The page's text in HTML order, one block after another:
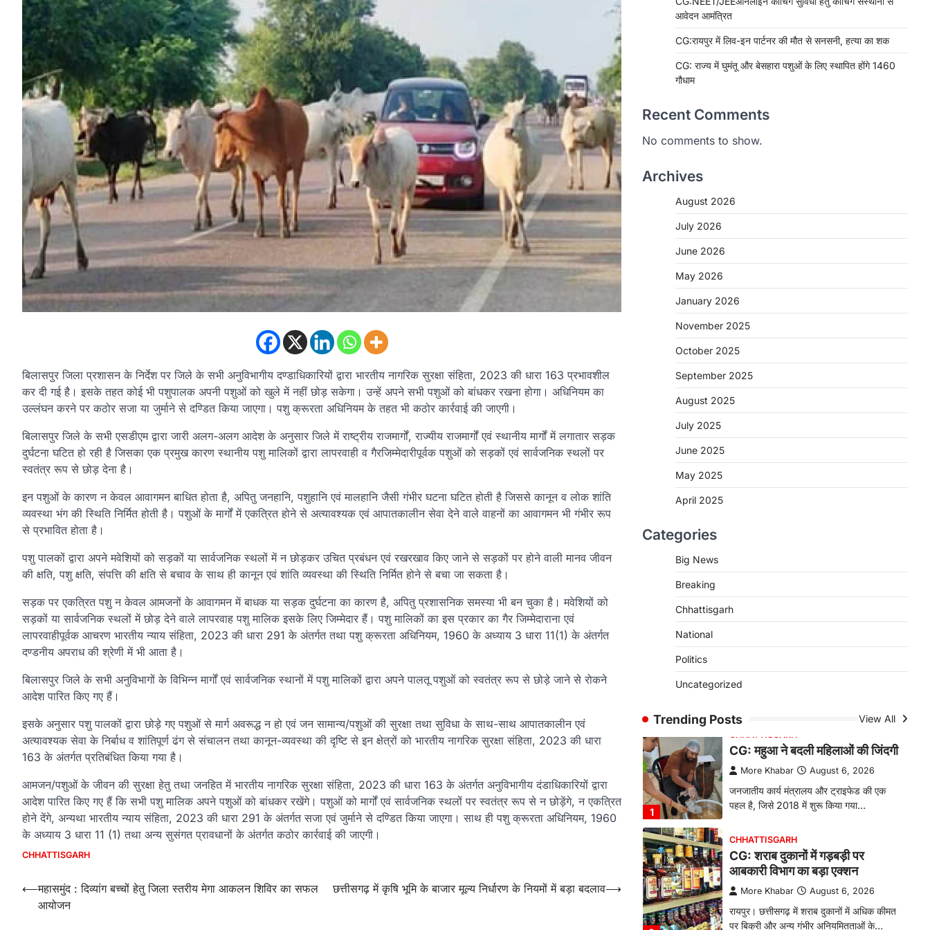
बिलासपुर जिला प्रशासन के निर्देश पर जिले के सभी अनुविभागीय दण्डाधिकारियों द्वारा भारतीय नागरिक सुरक्षा संहिता, 2023 की धारा 163 प्रभावशील
कर दी गई है। इसके तहत कोई भी पशुपालक अपनी पशुओं को खुले में नहीं छोड़ सकेगा। उन्हें अपने सभी पशुओं को बांधकर रखना होगा। अधिनियम का
उल्लंघन करने पर कठोर सजा या जुर्माने से दण्डित किया जाएगा। पशु क्रूरता अधिनियम के तहत भी कठोर कार्रवाई की जाएगी।
बिलासपुर जिले के सभी एसडीएम द्वारा जारी अलग-अलग आदेश के अनुसार जिले में राष्ट्रीय राजमार्गों, राज्यीय राजमार्गों एवं स्थानीय मार्गों में लगातार सड़क
दुर्घटना घटित हो रही है जिसका एक प्रमुख कारण स्थानीय पशु मालिकों द्वारा लापरवाही व गैरजिम्मेदारीपूर्वक पशुओं को सड़कों एवं सार्वजनिक स्थलों पर
स्वतंत्र रूप से छोड़ देना है।
इन पशुओं के कारण न केवल आवागमन बाधित होता है, अपितु जनहानि, पशुहानि एवं मालहानि जैसी गंभीर घटना घटित होती है जिससे कानून व लोक शांति
व्यवस्था भंग की स्थिति निर्मित होती है। पशुओं के मार्गों में एकत्रित होने से अत्यावश्यक एवं आपातकालीन सेवा देने वाले वाहनों का आवागमन भी गंभीर रूप
से प्रभावित होता है।
पशु पालकों द्वारा अपने मवेशियों को सड़कों या सार्वजनिक स्थलों में न छोड़कर उचित प्रबंधन एवं रखरखाव किए जाने से सड़कों पर होने वाली मानव जीवन
की क्षति, पशु क्षति, संपत्ति की क्षति से बचाव के साथ ही कानून एवं शांति व्यवस्था की स्थिति निर्मित होने से बचा जा सकता है।
सड़क पर एकत्रित पशु न केवल आमजनों के आवागमन में बाधक या सड़क दुर्घटना का कारण है, अपितु प्रशासनिक समस्या भी बन चुका है। मवेशियों को
सड़कों या सार्वजनिक स्थलों में छोड़ देने वाले लापरवाह पशु मालिक इसके लिए जिम्मेदार हैं। पशु मालिकों का इस प्रकार का गैर जिम्मेदाराना एवं
लापरवाहीपूर्वक आचरण भारतीय न्याय संहिता, 2023 की धारा 291 के अंतर्गत तथा पशु क्रूरता अधिनियम, 1960 के अध्याय 3 धारा 11(1) के अंतर्गत
दण्डनीय अपराध की श्रेणी में भी आता है।
बिलासपुर जिले के सभी अनुविभागों के विभिन्न मार्गों एवं सार्वजनिक स्थानों में पशु मालिकों द्वारा अपने पालतू पशुओं को स्वतंत्र रूप से छोड़े जाने से रोकने
आदेश पारित किए गए हैं।
इसके अनुसार पशु पालकों द्वारा छोड़े गए पशुओं से मार्ग अवरूद्ध न हो एवं जन सामान्य/पशुओं की सुरक्षा तथा सुविधा के साथ-साथ आपातकालीन एवं
अत्यावश्यक सेवा के निर्बाध व शांतिपूर्ण ढंग से संचालन तथा कानून-व्यवस्था की दृष्टि से इन क्षेत्रों को भारतीय नागरिक सुरक्षा संहिता, 2023 की धारा
163 के अंतर्गत प्रतिबंधित किया गया है।
आमजन/पशुओं के जीवन की सुरक्षा हेतु तथा जनहित में भारतीय नागरिक सुरक्षा संहिता, 2023 की धारा 163 के अंतर्गत अनुविभागीय दंडाधिकारियों द्वारा
आदेश पारित किए गए हैं कि सभी पशु मालिक अपने पशुओं को बांधकर रखेंगे। पशुओं को मार्गों एवं सार्वजनिक स्थलों पर स्वतंत्र रूप से न छोड़ेंगे, न एकत्रित
होने देंगे, अन्यथा भारतीय न्याय संहिता, 2023 की धारा 291 के अंतर्गत सजा एवं जुर्माने से दण्डित किया जाएगा। साथ ही पशु क्रूरता अधिनियम, 1960
के अध्याय 3 धारा 11 (1) तथा अन्य सुसंगत प्रावधानों के अंतर्गत कठोर कार्रवाई की जाएगी।
CHHATTISGARH
Post
navigation
⟵महासमुंद : दिव्यांग बच्चों हेतु जिला स्तरीय मेगा आकलन शिविर का सफल
आयोजन
छत्तीसगढ़ में कृषि भूमि के बाजार मूल्य निर्धारण के नियमों में बड़ा बदलाव⟶
आवेदन आमंत्रित
CG:रायपुर में लिव-इन पार्टनर की मौत से सनसनी, हत्या का शक
CG: राज्य में घुमंतू और बेसहारा पशुओं के लिए स्थापित होंगे 1460
गौधाम
Recent Comments
No comments to show.
Archives
August 2026
July 2026
June 2026
May 2026
January 2026
November 2025
October 2025
September 2025
August 2025
July 2025
June 2025
May 2025
April 2025
Categories
Big News
Breaking
Chhattisgarh
National
Politics
Uncategorized
Trending Posts View All
CHHATTISGARH
CG: शराब दुकानों में गड़बड़ी पर
आबकारी विभाग का बड़ा एक्शन
More Khabar
रायपुर। छत्तीसगढ़ में शराब दुकानों में अधिक कीमत
पर बिक्री और अन्य गंभीर अनियमितताओं के…
CG:NEET/JEEऑनलाइन कोचिंग
CHHATTISGARH
CG:रायपुर में लिव-इन पार्टनर की मौत
रायपुर। राजधानी रायपुर से एक सनसनीखेज मामला
सामने आया है। मुजगहन थाना क्षेत्र के
1
CHHATTISGARH
CG: महुआ ने बदली महिलाओं की जिंदगी
More Khabar August 6, 2026
जनजातीय कार्य मंत्रालय और ट्राइफेड की एक
पहल है, जिसे 2018 में शुरू किया गया…
CHHATTISGARH
CG: शराब दुकानों में गड़बड़ी पर
आबकारी विभाग का बड़ा एक्शन
More Khabar August 6, 2026
रायपुर। छत्तीसगढ़ में शराब दुकानों में अधिक कीमत
पर बिक्री और अन्य गंभीर अनियमितताओं के…